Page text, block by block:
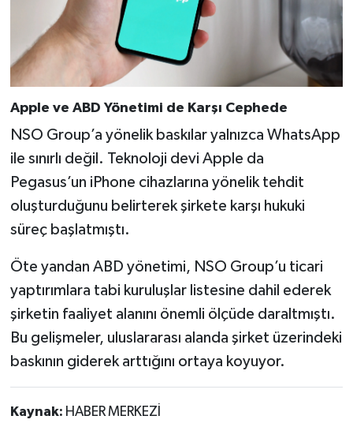
Apple ve ABD Yönetimi de Karşı Cephede
NSO Group’a yönelik baskılar yalnızca WhatsApp
ile sınırlı değil. Teknoloji devi Apple da
Pegasus’un iPhone cihazlarına yönelik tehdit
oluşturduğunu belirterek şirkete karşı hukuki
süreç başlatmıştı.
Öte yandan ABD yönetimi, NSO Group’u ticari
yaptırımlara tabi kuruluşlar listesine dahil ederek
şirketin faaliyet alanını önemli ölçüde daraltmıştı.
Bu gelişmeler, uluslararası alanda şirket üzerindeki
baskının giderek arttığını ortaya koyuyor.
Kaynak: HABER MERKEZİ